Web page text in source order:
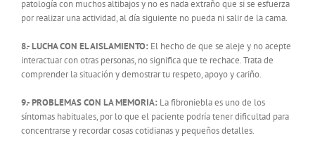
patología con muchos altibajos y no es nada extraño que si se esfuerza
por realizar una actividad, al día siguiente no pueda ni salir de la cama.
8.- LUCHA CON EL AISLAMIENTO: El hecho de que se aleje y no acepte
interactuar con otras personas, no significa que te rechace. Trata de
comprender la situación y demostrar tu respeto, apoyo y cariño.
9.- PROBLEMAS CON LA MEMORIA: La fibroniebla es uno de los
síntomas habituales, por lo que el paciente podría tener dificultad para
concentrarse y recordar cosas cotidianas y pequeños detalles.